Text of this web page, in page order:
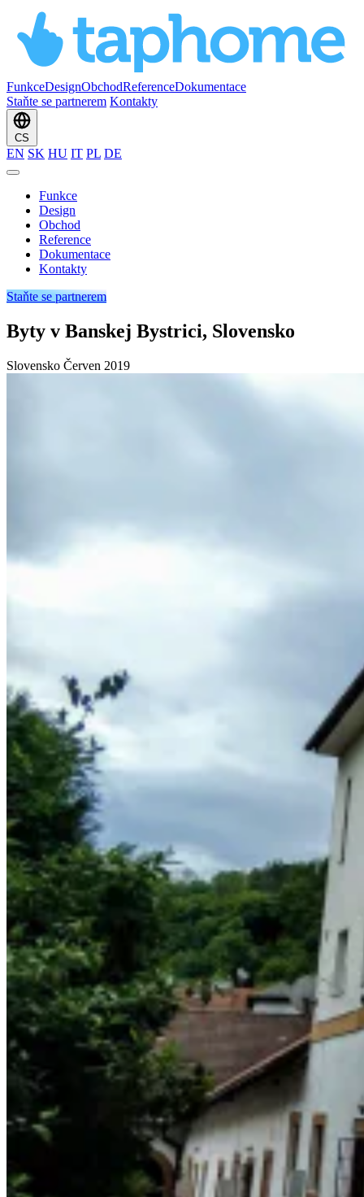
FunkceDesignObchodReferenceDokumentace
Staňte se partnerem Kontakty
CS
EN SK HU IT PL DE
Funkce
Design
Obchod
Reference
Dokumentace
Kontakty
Staňte se partnerem
Byty v Banskej Bystrici, Slovensko
Slovensko Červen 2019